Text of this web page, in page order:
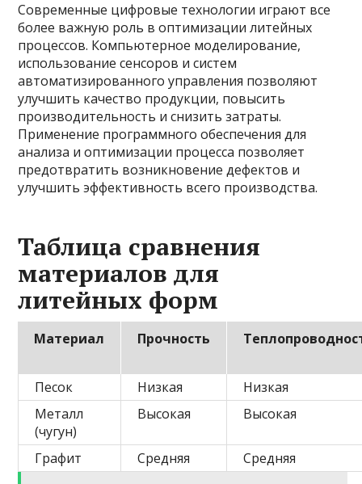
Современные цифровые технологии играют все
более важную роль в оптимизации литейных
процессов. Компьютерное моделирование,
использование сенсоров и систем
автоматизированного управления позволяют
улучшить качество продукции, повысить
производительность и снизить затраты.
Применение программного обеспечения для
анализа и оптимизации процесса позволяет
предотвратить возникновение дефектов и
улучшить эффективность всего производства.
Таблица сравнения
материалов для
литейных форм
Материал Прочность
Песок Низкая
Низкая
Металл
(чугун)
Высокая Высокая
Графит Средняя
Средняя